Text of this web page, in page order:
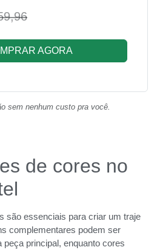
AGORA
sem nenhum custo pra você.
de cores no
são essenciais para criar um traje
complementares podem ser
peça principal, enquanto cores